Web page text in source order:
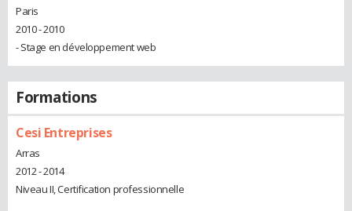
Paris
2010 - 2010
- Stage en développement web
Formations
Cesi Entreprises
Arras
2012 - 2014
Niveau II, Certification professionnelle